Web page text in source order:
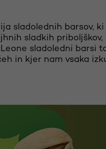
sladolednih barsov,
sladkih
sladoledni barsi
in kjer nam vsaka